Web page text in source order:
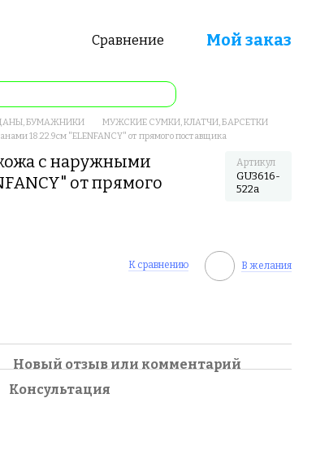
Сравнение Мой заказ
БУМАЖНИКИ
МУЖСКИЕ СУМКИ, КЛАТЧИ, БАРСЕТКИ
18.22.9см "ELENFANCY" от прямого поставщика
с наружными
от прямого
Артикул
GU3616-
522a
К сравнению В желания
Новый отзыв или комментарий
Консультация